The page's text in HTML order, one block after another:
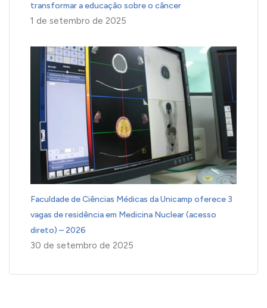
transformar a educação sobre o câncer
1 de setembro de 2025
Faculdade de Ciências Médicas da Unicamp oferece 3
vagas de residência em Medicina Nuclear (acesso
direto) – 2026
30 de setembro de 2025